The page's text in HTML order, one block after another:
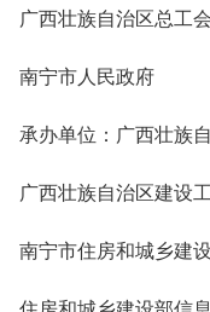
广西壮族自治区总工会
南宁市人民政府
承办单位：广西壮族
广西壮族自治区建设
南宁市住房和城乡建